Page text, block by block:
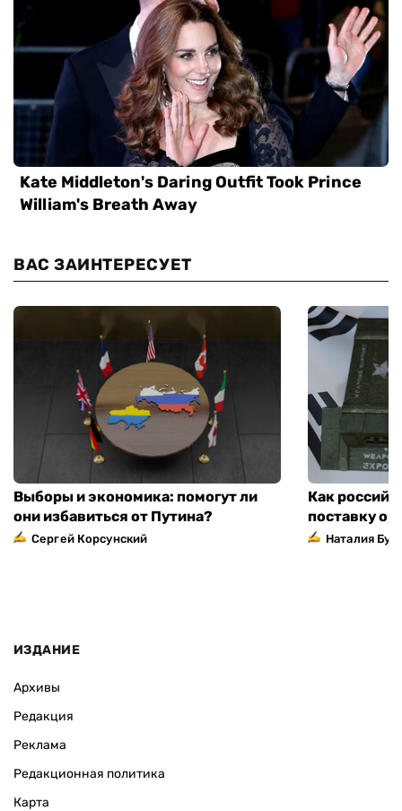
ВАС ЗАИНТЕРЕСУЕТ
Выборы и экономика: помогут ли
они избавиться от Путина?
Сергей Корсунский
Как
поставку
Наталия
ИЗДАНИЕ
Архивы
Редакция
Реклама
Редакционная политика
Карта